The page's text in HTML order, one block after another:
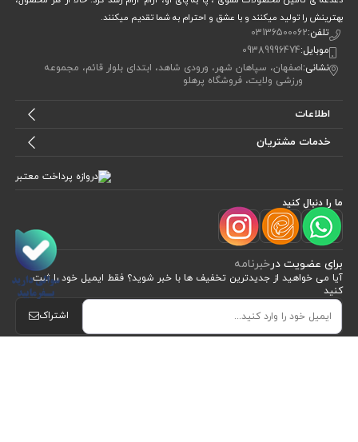
بهترینش را تولید میکنند و با عشق و احترام به شما تقدیم میکنند.
تلفن:03136500062
موبایل:09389996474
نشانی:اصفهان، سپاهان شهر، ورودی شاهد، ابتدای بلوار قائم، مجموعه
ورزشی ولایت، فروشگاه پرهلو
اطلاعات
خدمات مشتریان
ما را دنبال کنید
برای عضویت درخبرنامه
آیا می خواهید از جدید‌ترین تخفیف‌ ها با‌ خبر شوید؟ فقط ایمیل خود را ثبت
کنید
اشتراک